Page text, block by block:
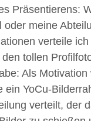
Präsentierens:
oder meine
verteile ich
tollen
Als Motivation
ein YoCu-
verteilt, der